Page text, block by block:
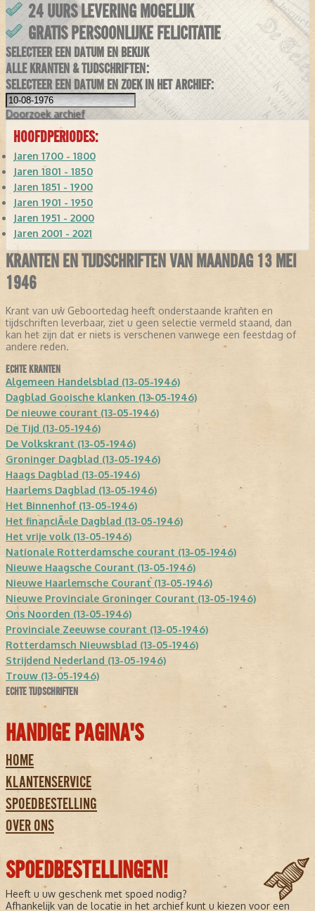
24 UURS LEVERING MOGELIJK
GRATIS PERSOONLIJKE FELICITATIE
SELECTEER EEN DATUM EN BEKIJK
ALLE KRANTEN & TIJDSCHRIFTEN:
SELECTEER EEN DATUM EN ZOEK IN HET ARCHIEF:
Doorzoek archief
HOOFDPERIODES:
Jaren 1700 - 1800
Jaren 1801 - 1850
Jaren 1851 - 1900
Jaren 1901 - 1950
Jaren 1951 - 2000
Jaren 2001 - 2021
KRANTEN EN TIJDSCHRIFTEN VAN MAANDAG 13 MEI
1946
Krant van uw Geboortedag heeft onderstaande kranten en
tijdschriften leverbaar, ziet u geen selectie vermeld staand, dan
kan het zijn dat er niets is verschenen vanwege een feestdag of
andere reden.
ECHTE KRANTEN
Algemeen Handelsblad (13-05-1946)
Dagblad Gooische klanken (13-05-1946)
De nieuwe courant (13-05-1946)
De Tijd (13-05-1946)
De Volkskrant (13-05-1946)
Groninger Dagblad (13-05-1946)
Haags Dagblad (13-05-1946)
Haarlems Dagblad (13-05-1946)
Het Binnenhof (13-05-1946)
Het financiÃ«le Dagblad (13-05-1946)
Het vrije volk (13-05-1946)
Nationale Rotterdamsche courant (13-05-1946)
Nieuwe Haagsche Courant (13-05-1946)
Nieuwe Haarlemsche Courant (13-05-1946)
Nieuwe Provinciale Groninger Courant (13-05-1946)
Ons Noorden (13-05-1946)
Provinciale Zeeuwse courant (13-05-1946)
Rotterdamsch Nieuwsblad (13-05-1946)
Strijdend Nederland (13-05-1946)
Trouw (13-05-1946)
ECHTE TIJDSCHRIFTEN
HANDIGE PAGINA'S
HOME
KLANTENSERVICE
SPOEDBESTELLING
OVER ONS
SPOEDBESTELLINGEN!
Heeft u uw geschenk met spoed nodig?
Afhankelijk van de locatie in het archief kunt u kiezen voor een